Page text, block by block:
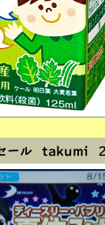
ール takumi